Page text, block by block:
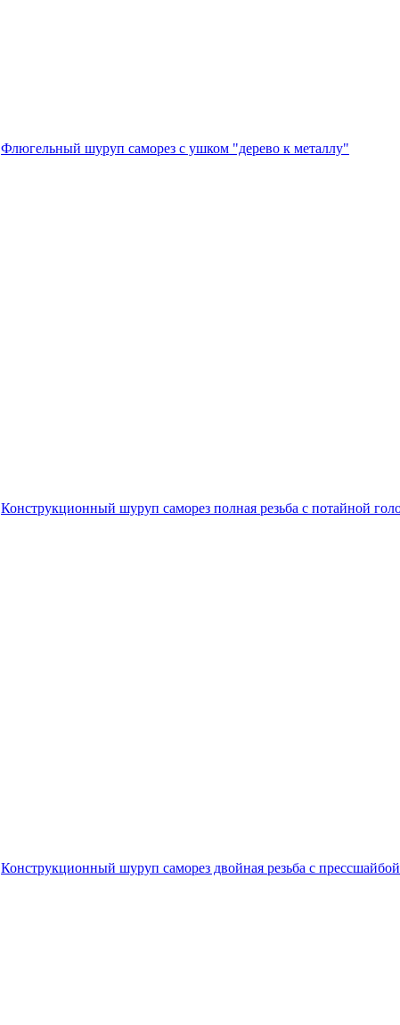
Флюгельный шуруп саморез с ушком "дерево к металлу"
Конструкционный шуруп саморез полная резьба с потайной
Конструкционный шуруп саморез двойная резьба с прессшайбой